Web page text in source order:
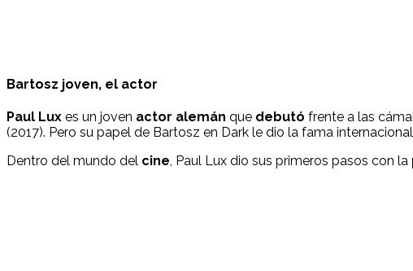
Bartosz joven, el actor
Paul Lux es un joven actor alemán que debutó frente a las
(2017). Pero su papel de Bartosz en Dark le dio la fama
Dentro del mundo del cine, Paul Lux dio sus primeros pasos con la